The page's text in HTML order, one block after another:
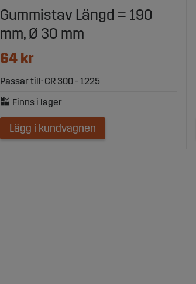
Gummistav Längd = 190
mm, Ø 30 mm
64 kr
Passar till: CR 300 - 1225
Lägg i kundvagnen